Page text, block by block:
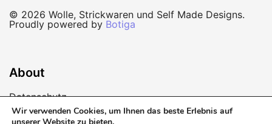
© 2026 Wolle, Strickwaren und Self Made Designs.
Proudly powered by Botiga
About
Datenschutz
Impressum
Wir verwenden Cookies, um Ihnen das beste Erlebnis auf